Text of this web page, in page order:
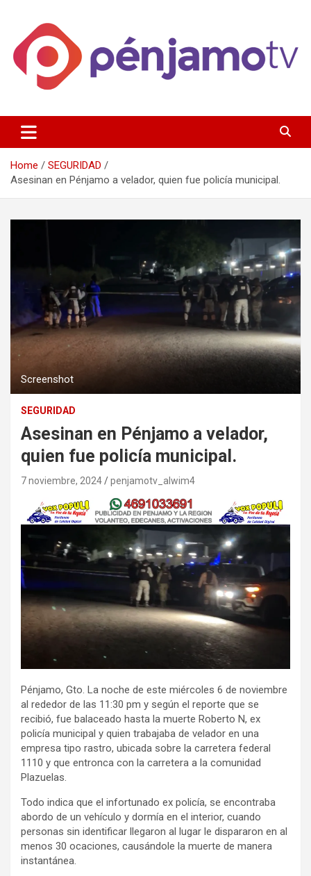
content
Penjamotv
Gto y la region.
Home
SEGURIDAD
Asesinan en Pénjamo a velador, quien fue policía municipal.
Screenshot
SEGURIDAD
Asesinan en Pénjamo a velador,
quien fue policía municipal.
7 noviembre, 2024 penjamotv_alwim4
Pénjamo, Gto. La noche de este miércoles 6 de noviembre
al rededor de las 11:30 pm y según el reporte que se
recibió, fue balaceado hasta la muerte Roberto N, ex
policía municipal y quien trabajaba de velador en una
empresa tipo rastro, ubicada sobre la carretera federal
1110 y que entronca con la carretera a la comunidad
Plazuelas.
Todo indica que el infortunado ex policía, se encontraba
abordo de un vehículo y dormía en el interior, cuando
personas sin identificar llegaron al lugar le dispararon en al
menos 30 ocaciones, causándole la muerte de manera
instantánea.